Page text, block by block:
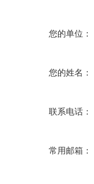
您的单位：
您的姓名：
联系电话：
常用邮箱：